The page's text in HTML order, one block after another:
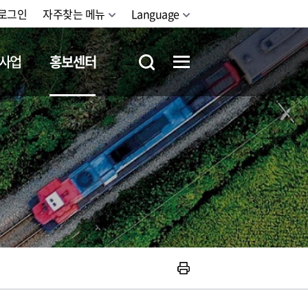
그인 자주찾는 메뉴 Language
업 홍보센터
철도체험